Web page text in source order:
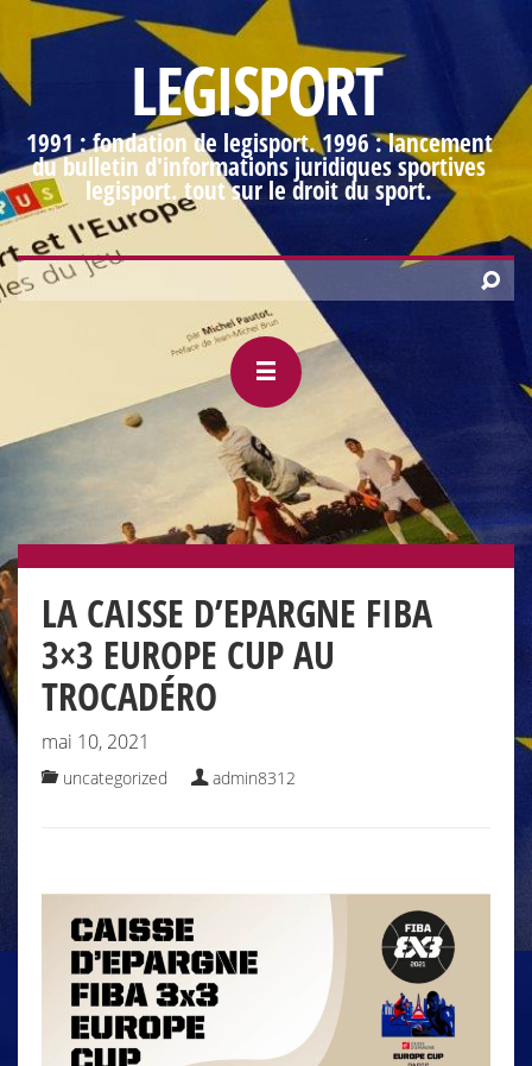
LEGISPORT
1991 : fondation de legisport. 1996 : lancement
du bulletin d'informations juridiques sportives
legisport. tout sur le droit du sport.
LA CAISSE D’EPARGNE FIBA
3×3 EUROPE CUP AU
TROCADÉRO
mai 10, 2021
uncategorized admin8312